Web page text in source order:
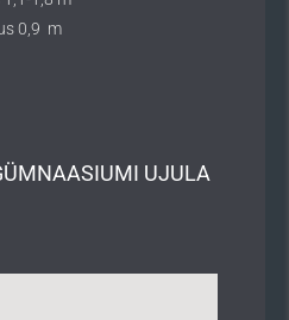
0,9 m
UJULA